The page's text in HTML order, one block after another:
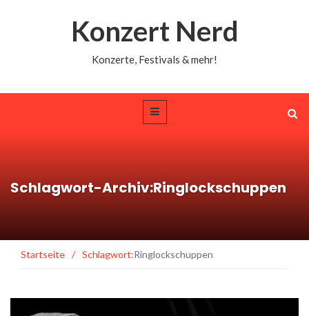
Konzert Nerd
Konzerte, Festivals & mehr!
Schlagwort-Archiv:Ringlockschuppen
Startseite / Schlagwort:Ringlockschuppen